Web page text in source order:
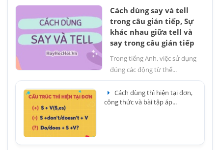
Cách dùng say và tell
trong câu gián tiếp, Sự
khác nhau giữa tell và
say trong câu gián tiếp
Trong tiếng Anh, việc sử dụng
đúng các động từ thể...
Cách dùng thì hiện tại đơn,
công thức và bài tập áp...